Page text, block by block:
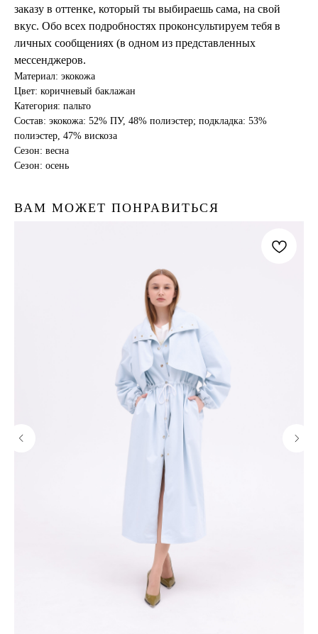
заказу в оттенке, который ты выбираешь сама, на свой
вкус. Обо всех подробностях проконсультируем тебя в
личных сообщениях (в одном из представленных
мессенджеров.
Материал: экокожа
Цвет: коричневый баклажан
Категория: пальто
Состав: экокожа: 52% ПУ, 48% полиэстер; подкладка: 53%
полиэстер, 47% вискоза
Сезон: весна
Сезон: осень
ВАМ МОЖЕТ ПОНРАВИТЬСЯ